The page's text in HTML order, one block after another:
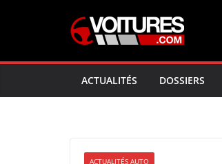
ACTUALITÉS DOSSIERS
ACTUALITÉS AUTO